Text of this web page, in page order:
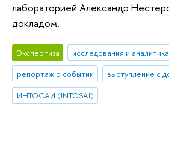
лабораторией Александр
докладом.
Экспертиза исследования и аналитика
репортаж о событии
выступление с
ИНТОСАИ (INTOSAI)